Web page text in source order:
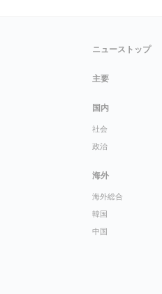
ニューストップ
主要
国内
社会
政治
海外
海外総合
韓国
中国